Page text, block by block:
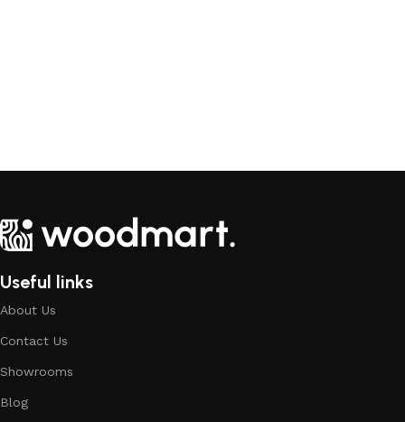
Useful links
About Us
Contact Us
Showrooms
Blog